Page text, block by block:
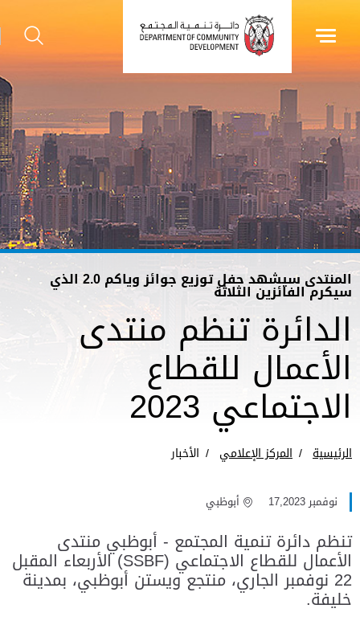
المنتدى سيشهد حفل توزيع جوائز وياكم 2.0 الذي
سيكرم الفائزين الثلاثة
الدائرة تنظم منتدى
الأعمال للقطاع
الاجتماعي 2023
الرئيسية المركز الإعلامي الأخبار
نوفمبر 17,2023 أبوظبي
تنظم دائرة تنمية المجتمع - أبوظبي منتدى
الأعمال للقطاع الاجتماعي (SSBF) الأربعاء المقبل
22 نوفمبر الجاري، منتجع ويستن أبوظبي، بمدينة
خليفة.